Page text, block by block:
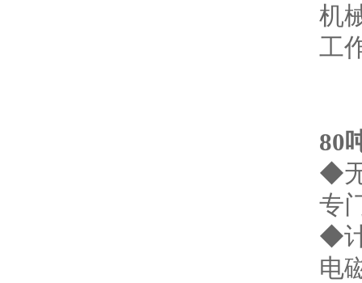
机
工
80
◆
专
◆
电